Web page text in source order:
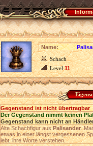
Name:
Schach
Level11
Gegenstand ist nicht übertragbar
Der Gegenstand nimmt keinen
Gegenstand kann nicht an
Alte Schachfigur ausPalisander.
etwas in einer längst vergessenen
lebt, ihre Worte verstehen.